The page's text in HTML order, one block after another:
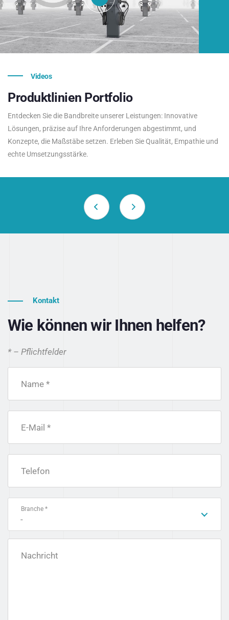
Videos
Produktlinien Portfolio
Entdecken Sie die Bandbreite unserer Leistungen: Innovative
Lösungen, präzise auf Ihre Anforderungen abgestimmt, und
Konzepte, die Maßstäbe setzen. Erleben Sie Qualität, Empathie und
echte Umsetzungsstärke.
Kontakt
Wie können wir Ihnen helfen?
* – Pflichtfelder
Name *
E-Mail *
Telefon
Branche *
-
Nachricht